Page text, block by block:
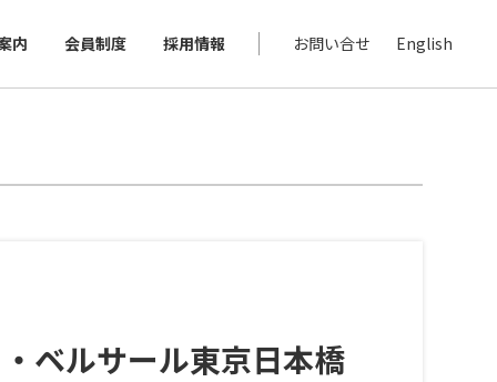
内 会員制度 採用情報 お問い合せ English
ベルサール東京日本橋